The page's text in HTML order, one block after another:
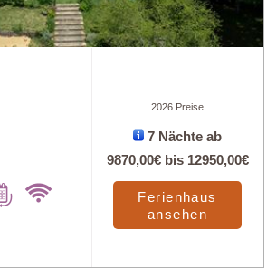
2026 Preise
7 Nächte ab
9870,00€bis 12950,00€
Ferienhaus
ansehen